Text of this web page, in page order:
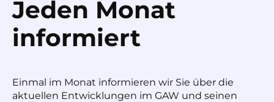
Jeden Monat
informiert
Einmal im Monat informieren wir Sie über die
aktuellen Entwicklungen im GAW und seinen